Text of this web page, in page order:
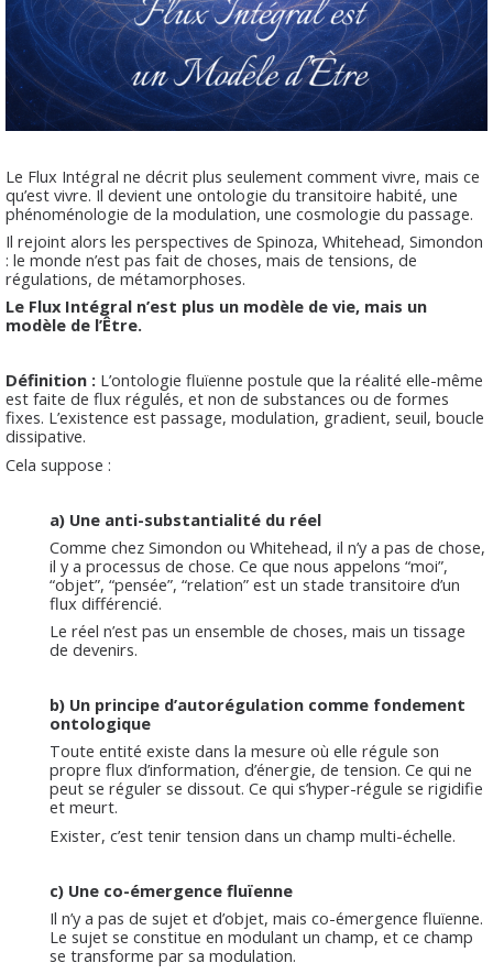
Le Flux Intégral ne décrit plus seulement comment vivre, mais ce
qu’est vivre. Il devient une ontologie du transitoire habité, une
phénoménologie de la modulation, une cosmologie du passage.
Il rejoint alors les perspectives de Spinoza, Whitehead, Simondon
: le monde n’est pas fait de choses, mais de tensions, de
régulations, de métamorphoses.
Le Flux Intégral n’est plus un modèle de vie, mais un
modèle de l’Être.
Définition : L’ontologie fluïenne postule que la réalité elle-même
est faite de flux régulés, et non de substances ou de formes
fixes. L’existence est passage, modulation, gradient, seuil, boucle
dissipative.
Cela suppose :
a) Une anti-substantialité du réel
Comme chez Simondon ou Whitehead, il n’y a pas de chose,
il y a processus de chose. Ce que nous appelons “moi”,
“objet”, “pensée”, “relation” est un stade transitoire d’un
flux différencié.
Le réel n’est pas un ensemble de choses, mais un tissage
de devenirs.
b) Un principe d’autorégulation comme fondement
ontologique
Toute entité existe dans la mesure où elle régule son
propre flux d’information, d’énergie, de tension. Ce qui ne
peut se réguler se dissout. Ce qui s’hyper-régule se rigidifie
et meurt.
Exister, c’est tenir tension dans un champ multi-échelle.
c) Une co-émergence fluïenne
Il n’y a pas de sujet et d’objet, mais co-émergence fluïenne.
Le sujet se constitue en modulant un champ, et ce champ
se transforme par sa modulation.